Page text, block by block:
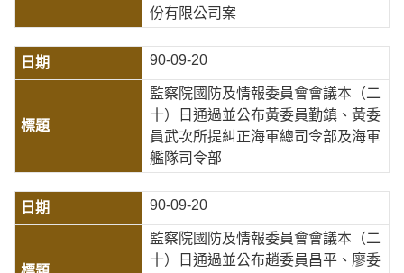
份有限公司案
90-09-20
監察院國防及情報委員會會議本（二
十）日通過並公布黃委員勤鎮、黃委
員武次所提糾正海軍總司令部及海軍
艦隊司令部
90-09-20
監察院國防及情報委員會會議本（二
十）日通過並公布趙委員昌平、廖委